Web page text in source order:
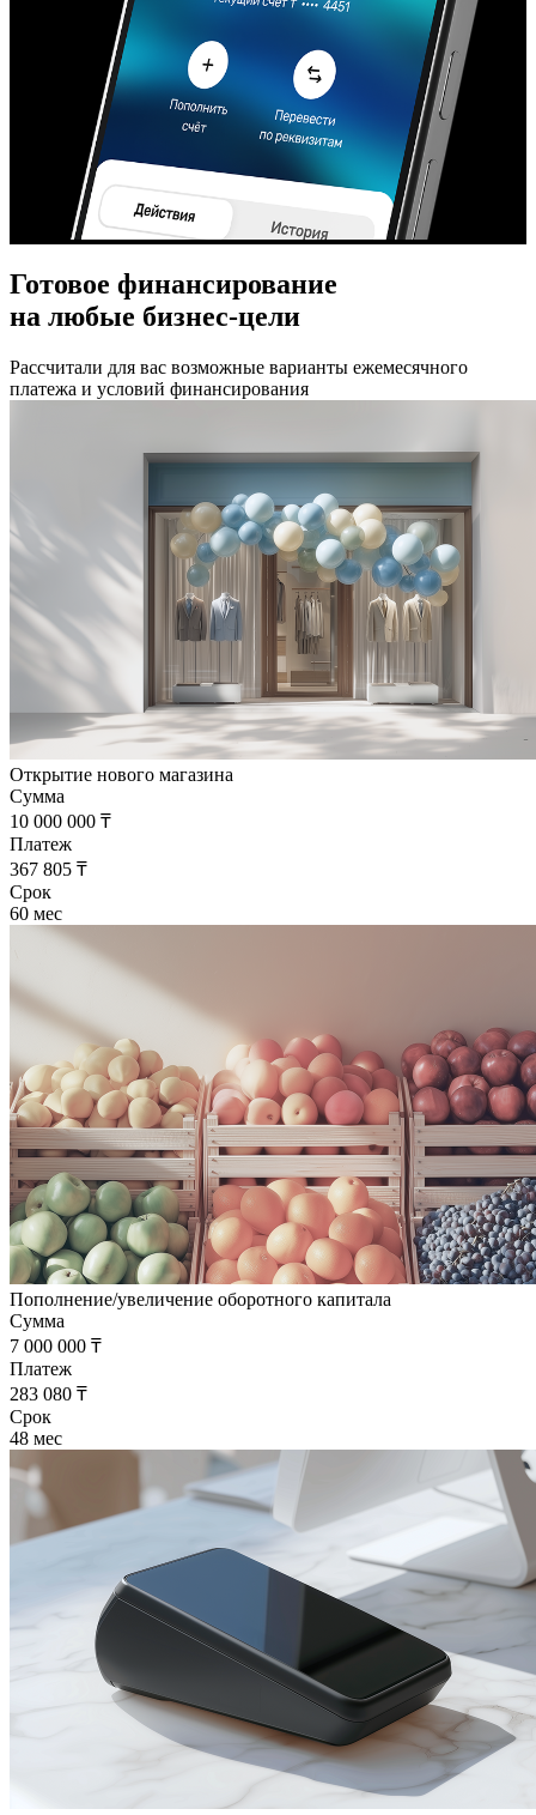
Готовое финансирование
на любые бизнес-цели
Рассчитали для вас возможные варианты ежемесячного
платежа и условий финансирования
Открытие нового магазина
Сумма
10 000 000 ₸
Платеж
367 805 ₸
Срок
60 мес